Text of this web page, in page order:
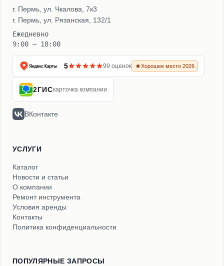
г. Пермь, ул. Чкалова, 7к3
г. Пермь, ул. Рязанская, 132/1
Ежедневно
9:00 – 18:00
5 99 оценок Хорошее место 2026
2ГИСкарточка компании
ВКонтакте
УСЛУГИ
Каталог
Новости и статьи
О компании
Ремонт инструмента
Условия аренды
Контакты
Политика конфиденциальности
ПОПУЛЯРНЫЕ ЗАПРОСЫ